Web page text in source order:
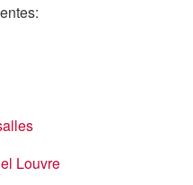
Louvre